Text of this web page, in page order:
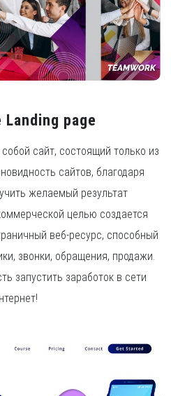
page
сайт, состоящий только из
сайтов, благодаря
желаемый результат
целью создается
веб-ресурс, способный
звонки, обращения, продажи.
запустить заработок в сети